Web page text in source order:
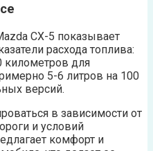
CX-5 показывает
расхода топлива:
километров для
5-6 литров на 100
версий.
в зависимости от
и условий
комфорт и